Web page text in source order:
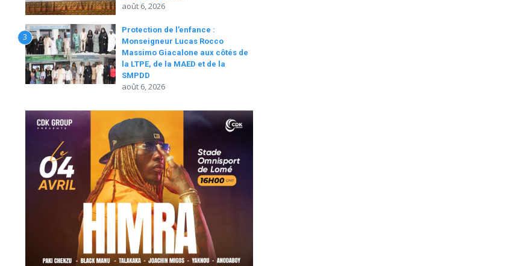
août 6, 2026
3
Protection de l’enfance :
Monseigneur Lucas Rocco
Massimo Giacalone aux côtés de
la LTPE, de la MAED et de la
SMPDD
août 6, 2026